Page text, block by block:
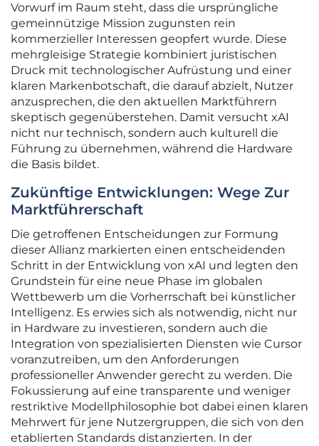
Vorwurf im Raum steht, dass die ursprüngliche
gemeinnützige Mission zugunsten rein
kommerzieller Interessen geopfert wurde. Diese
mehrgleisige Strategie kombiniert juristischen
Druck mit technologischer Aufrüstung und einer
klaren Markenbotschaft, die darauf abzielt, Nutzer
anzusprechen, die den aktuellen Marktführern
skeptisch gegenüberstehen. Damit versucht xAI
nicht nur technisch, sondern auch kulturell die
Führung zu übernehmen, während die Hardware
die Basis bildet.
Zukünftige Entwicklungen: Wege Zur
Marktführerschaft
Die getroffenen Entscheidungen zur Formung
dieser Allianz markierten einen entscheidenden
Schritt in der Entwicklung von xAI und legten den
Grundstein für eine neue Phase im globalen
Wettbewerb um die Vorherrschaft bei künstlicher
Intelligenz. Es erwies sich als notwendig, nicht nur
in Hardware zu investieren, sondern auch die
Integration von spezialisierten Diensten wie Cursor
voranzutreiben, um den Anforderungen
professioneller Anwender gerecht zu werden. Die
Fokussierung auf eine transparente und weniger
restriktive Modellphilosophie bot dabei einen klaren
Mehrwert für jene Nutzergruppen, die sich von den
etablierten Standards distanzierten. In der